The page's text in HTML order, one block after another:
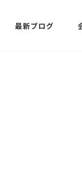
最新ブログ